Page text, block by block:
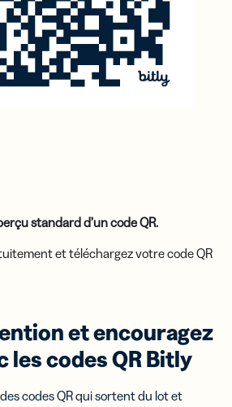
et encouragez
les codes QR Bitly
codes QR qui sortent du lot et